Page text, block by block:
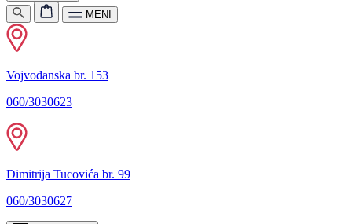
MENI
Vojvođanska br. 153
060/3030623
Dimitrija Tucovića br. 99
060/3030627